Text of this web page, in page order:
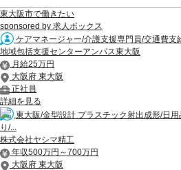
東大阪市で働きたい
sponsored by 求人ボックス
ケアマネージャー/介護支援専門員/交通費支
地域包括支援センターアンパス東大阪
月給25万円
大阪府 東大阪
正社員
詳細を見る
東大阪/金型設計 プラスチック射出成形/日
り/...
株式会社ヤシマ精工
年収500万円～700万円
大阪府 東大阪